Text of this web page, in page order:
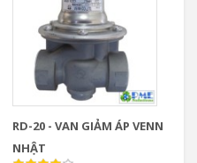
RD-20 - VAN GIẢM ÁP VENN
NHẬT